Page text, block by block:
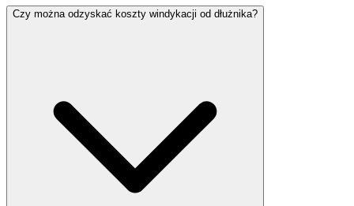
Czy można odzyskać koszty windykacji od dłużnika?